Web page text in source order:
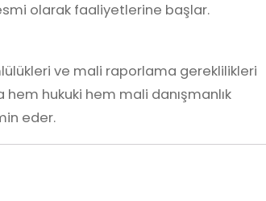
olarak faaliyetlerine başlar.
ve mali raporlama gereklilikleri
hukuki hem mali danışmanlık
eder.